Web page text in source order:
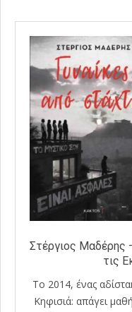
Στέργιος Μαδέρης
τις
Το 2014, ένας
Κηφισιά: απάγει